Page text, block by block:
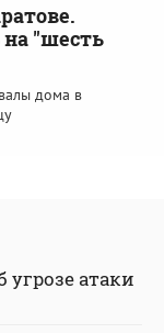
"шесть
дома в
угрозе атаки